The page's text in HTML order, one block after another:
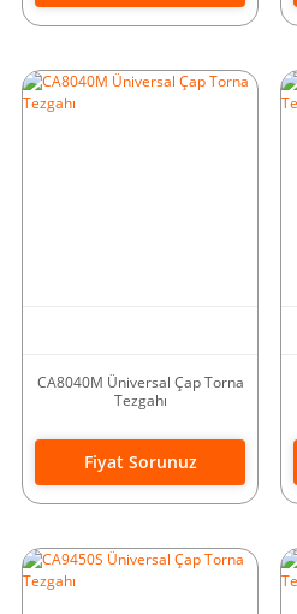
CA8040M Üniversal Çap Torna
Tezgahı
Fiyat Sorunuz